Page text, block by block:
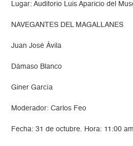
Lugar: Auditorio Luis Aparicio del
NAVEGANTES DEL MAGALLANES
Juan José Ávila
Dámaso Blanco
Giner García
Moderador: Carlos Feo
Fecha: 31 de octubre. Hora: 11:00 am